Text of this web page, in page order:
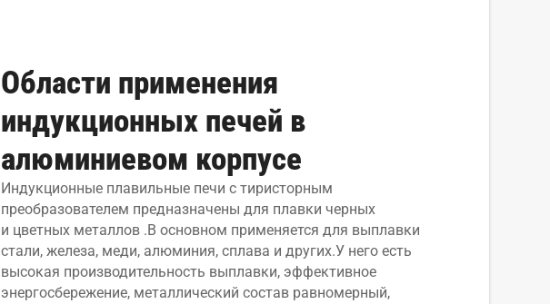
Области применения
индукционных печей в
алюминиевом корпусе
Индукционные плавильные печи с тиристорным
преобразователем предназначены для плавки черных
и цветных металлов .В основном применяется для выплавки
стали, железа, меди, алюминия, сплава и других.У него есть
высокая производительность выплавки, эффективное
энергосбережение, металлический состав равномерный,